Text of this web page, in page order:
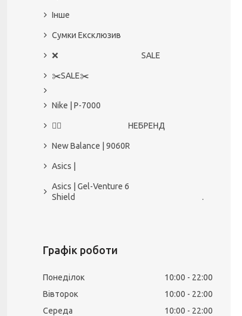
Інше
Сумки Ексклюзив
❌ SALE
✂️SALE✂️
Nike | P-7000
🙅‍♀️ НЕБРЕНД
New Balance | 9060R
Asics |
Asics | Gel-Venture 6
Shield .
Графік роботи
Понеділок 10:00
22:00
Вівторок
10:00
22:00
Середа
10:00
22:00